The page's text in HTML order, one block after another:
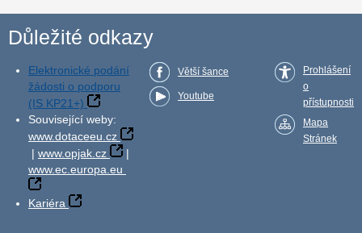
Důležité odkazy
Elektronické podání
žádosti o podporu
(IS KP21+)
Související weby:
www.dotaceeu.cz
| www.opjak.cz
|
www.ec.europa.eu
Kariéra
Větší šance
Youtube
Prohlášení
o
přístupnosti
Mapa
Stránek